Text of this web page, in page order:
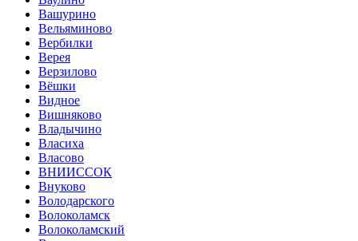
Вашурино
Вельяминово
Вербилки
Верея
Верзилово
Вёшки
Видное
Вишняково
Владычино
Власиха
Власово
ВНИИССОК
Внуково
Володарского
Волоколамск
Волоколамский